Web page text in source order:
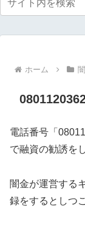
ホーム
電話番号「
で融資の勧誘を
闇金が運営する
録をするとしつ